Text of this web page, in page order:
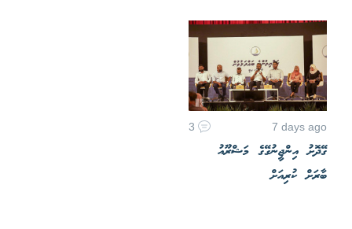
7 days ago
3
ގޭދޮށު އިންޖީނުގޭގެ މަޝްރޫއު
ބާރަށް ކުރިއަށް